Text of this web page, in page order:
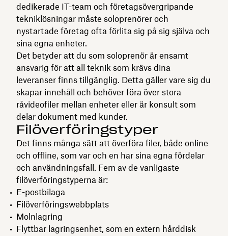
dedikerade IT-team och företagsövergripande
tekniklösningar måste soloprenörer och
nystartade företag ofta förlita sig på sig själva och
sina egna enheter.
Det betyder att du som soloprenör är ensamt
ansvarig för att all teknik som krävs dina
leveranser finns tillgänglig. Detta gäller vare sig du
skapar innehåll och behöver föra över stora
råvideofiler mellan enheter eller är konsult som
delar dokument med kunder.
Filöverföringstyper
Det finns många sätt att överföra filer, både online
och offline, som var och en har sina egna fördelar
och användningsfall. Fem av de vanligaste
filöverföringstyperna är:
E-postbilaga
Filöverföringswebbplats
Molnlagring
Flyttbar lagringsenhet, som en extern hårddisk